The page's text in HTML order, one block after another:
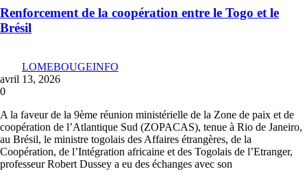
Renforcement de la coopération entre le Togo et le
Brésil
LOMEBOUGEINFO
avril 13, 2026
0
A la faveur de la 9ème réunion ministérielle de la Zone de paix et de
coopération de l’Atlantique Sud (ZOPACAS), tenue à Rio de Janeiro,
au Brésil, le ministre togolais des Affaires étrangères, de la
Coopération, de l’Intégration africaine et des Togolais de l’Etranger,
professeur Robert Dussey a eu des échanges avec son